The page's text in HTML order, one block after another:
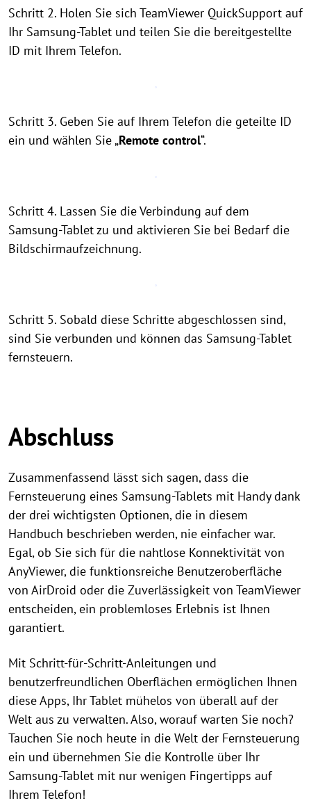
Schritt 2. Holen Sie sich TeamViewer QuickSupport auf
Ihr Samsung-Tablet und teilen Sie die bereitgestellte
ID mit Ihrem Telefon.
Schritt 3. Geben Sie auf Ihrem Telefon die geteilte ID
ein und wählen Sie „Remote control“.
Schritt 4. Lassen Sie die Verbindung auf dem
Samsung-Tablet zu und aktivieren Sie bei Bedarf die
Bildschirmaufzeichnung.
Schritt 5. Sobald diese Schritte abgeschlossen sind,
sind Sie verbunden und können das Samsung-Tablet
fernsteuern.
Abschluss
Zusammenfassend lässt sich sagen, dass die
Fernsteuerung eines Samsung-Tablets mit Handy dank
der drei wichtigsten Optionen, die in diesem
Handbuch beschrieben werden, nie einfacher war.
Egal, ob Sie sich für die nahtlose Konnektivität von
AnyViewer, die funktionsreiche Benutzeroberfläche
von AirDroid oder die Zuverlässigkeit von TeamViewer
entscheiden, ein problemloses Erlebnis ist Ihnen
garantiert.
Mit Schritt-für-Schritt-Anleitungen und
benutzerfreundlichen Oberflächen ermöglichen Ihnen
diese Apps, Ihr Tablet mühelos von überall auf der
Welt aus zu verwalten. Also, worauf warten Sie noch?
Tauchen Sie noch heute in die Welt der Fernsteuerung
ein und übernehmen Sie die Kontrolle über Ihr
Samsung-Tablet mit nur wenigen Fingertipps auf
Ihrem Telefon!